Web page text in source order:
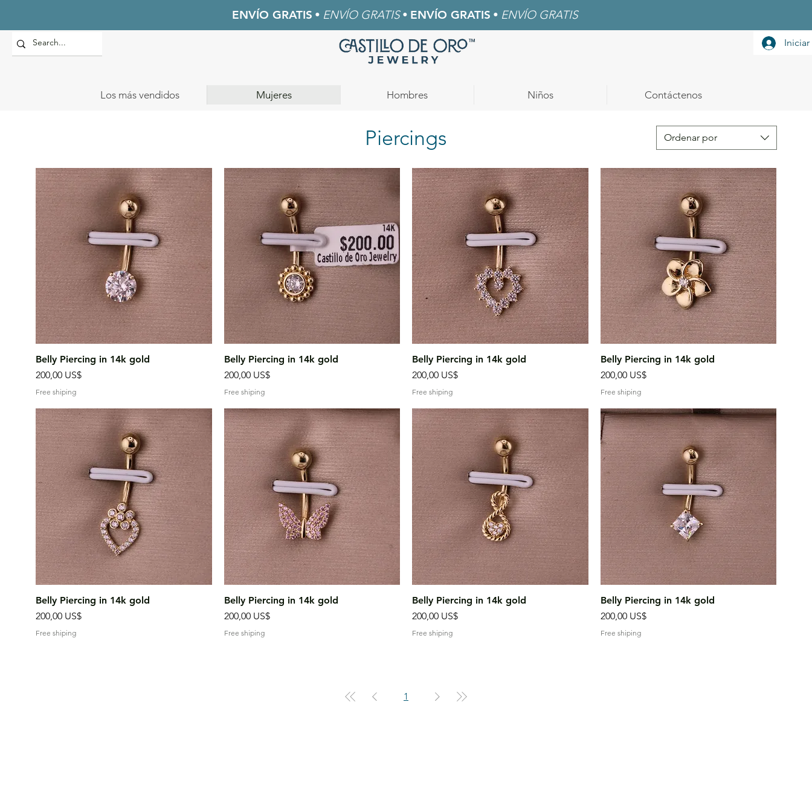
ENVÍO GRATIS • ENVÍO GRATIS • ENVÍO GRATIS • ENVÍO GRATIS
Los más vendidos Mujeres Hombres Niños Contáctenos
Ordenar por
Vista rápida
Belly Piercing in 14k gold
Precio
200,00 US$
Free shiping
Vista rápida
Belly Piercing in 14k gold
Precio
200,00 US$
Free shiping
Vista rápida
Belly Piercing in 14k gold
Precio
200,00 US$
Free shiping
Vista rápida
Belly Piercing in 14k gold
Precio
200,00 US$
Free shiping
Vista rápida
Belly Piercing in 14k gold
Precio
200,00 US$
Free shiping
Vista rápida
Belly Piercing in 14k gold
Precio
200,00 US$
Free shiping
Vista rápida
Belly Piercing in 14k gold
Precio
200,00 US$
Free shiping
Vista rápida
Belly Piercing in 14k gold
Precio
200,00 US$
Free shiping
1
Piercings